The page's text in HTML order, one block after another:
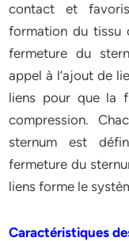
contact et
formation du tissu
fermeture du
appel à l’ajout de
liens pour que la
compression.
sternum est
fermeture du
liens forme le
Caractéristiques